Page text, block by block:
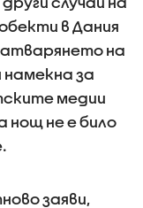
в Дания
на
намекна за
медии
нощ не е било
заяви,